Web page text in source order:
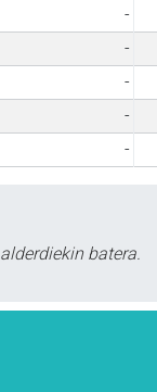
-
-
-
-
-
batera.